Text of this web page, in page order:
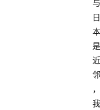
与
日
本
是
近
邻
，
我